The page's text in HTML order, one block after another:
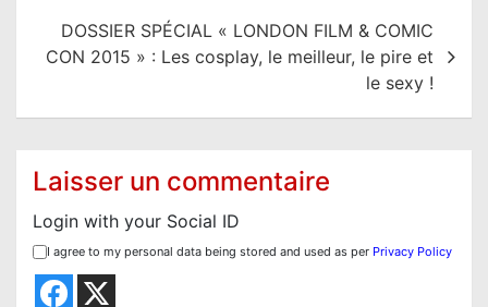
t
d
DOSSIER SPÉCIAL « LONDON FILM & COMIC
CON 2015 » : Les cosplay, le meilleur, le pire et
le sexy !
Laisser un commentaire
Login with your Social ID
I agree to my personal data being stored and used as per Privacy Policy